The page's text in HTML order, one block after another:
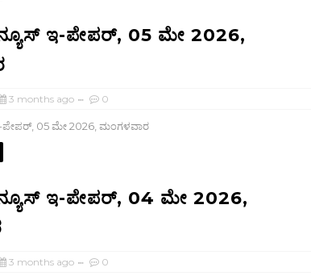
ಇ-ಪೇಪರ್, 05 ಮೇ 2026,
3 months ago 0
05 ಮೇ 2026, ಮಂಗಳವಾರ
ಇ-ಪೇಪರ್, 04 ಮೇ 2026,
3 months ago 0